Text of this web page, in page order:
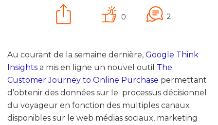
0 2
Au courant de la semaine dernière, Google Think
Insights a mis en ligne un nouvel outil The
Customer Journey to Online Purchase permettant
d’obtenir des données sur le processus décisionnel
du voyageur en fonction des multiples canaux
disponibles sur le web médias sociaux, marketing